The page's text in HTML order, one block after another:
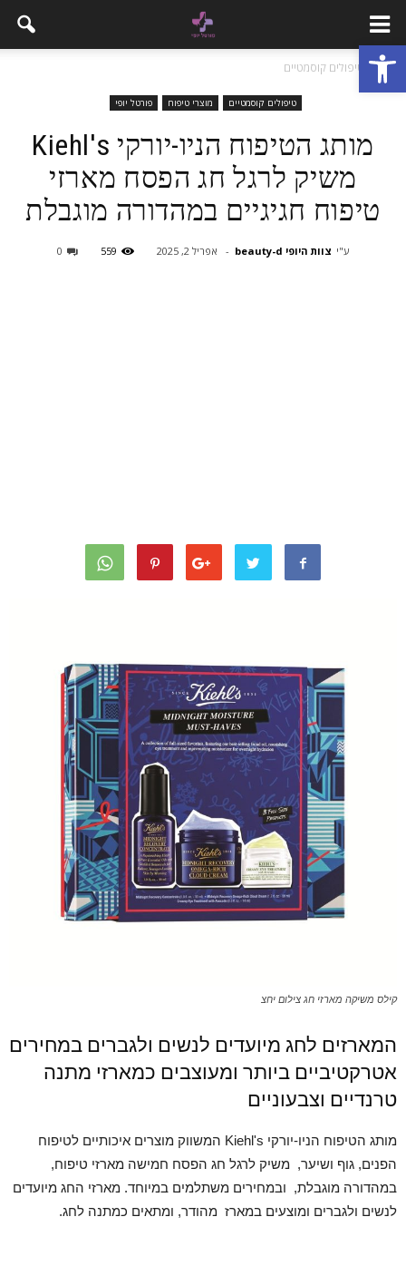
פתח סרגל נגישות
בית טיפולים קוסמטיים
טיפולים קוסמטיים מוצרי טיפוח פורטל יופי
מותג הטיפוח הניו-יורקי Kiehl's
משיק לרגל חג הפסח מארזי
טיפוח חגיגיים במהדורה מוגבלת
ע"י צוות היופי beauty-d - אפריל 2, 2025 559
0
קילס משיקה מארזי חג צילום יחצ
המארזים לחג מיועדים לנשים ולגברים במחירים
אטרקטיביים ביותר ומעוצבים כמארזי מתנה
טרנדיים וצבעוניים
מותג הטיפוח הניו-יורקי Kiehl's המשווק מוצרים איכותיים לטיפוח
הפנים, גוף ושיער, משיק לרגל חג הפסח חמישה מארזי טיפוח,
במהדורה מוגבלת, ובמחירים משתלמים במיוחד. מארזי החג מיועדים
לנשים ולגברים ומוצעים במארז מהודר, ומתאים כמתנה לחג.